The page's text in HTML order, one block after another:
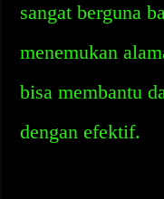
sangat berguna
menemukan
bisa membantu
dengan efektif.